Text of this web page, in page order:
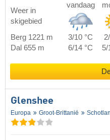
Weer in
skigebied
vandaag
Berg 1221 m 3/10 °C
Dal 655 m
6/14 °C 5/
Glenshee
Europa Groot-Brittanië